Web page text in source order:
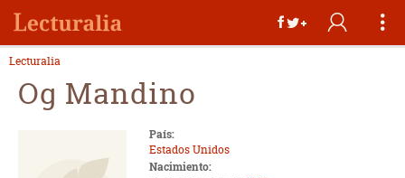
Lecturalia
Og Mandino
País:
Estados Unidos
Nacimiento: